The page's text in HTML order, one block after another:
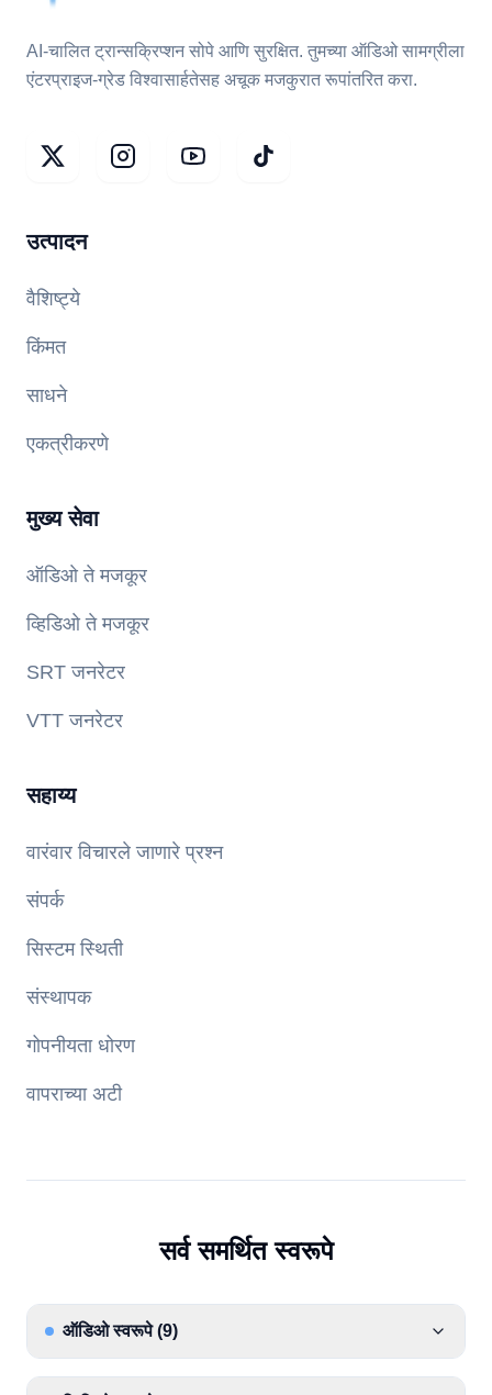
AI-चालित ट्रान्सक्रिप्शन सोपे आणि सुरक्षित. तुमच्या ऑडिओ सामग्रीला
एंटरप्राइज-ग्रेड विश्वासार्हतेसह अचूक मजकुरात रूपांतरित करा.
उत्पादन
वैशिष्ट्ये
किंमत
साधने
एकत्रीकरणे
मुख्य सेवा
ऑडिओ ते मजकूर
व्हिडिओ ते मजकूर
SRT जनरेटर
VTT जनरेटर
सहाय्य
वारंवार विचारले जाणारे प्रश्न
संपर्क
सिस्टम स्थिती
संस्थापक
गोपनीयता धोरण
वापराच्या अटी
सर्व समर्थित स्वरूपे
ऑडिओ स्वरूपे(9)